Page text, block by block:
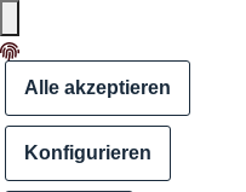
Alle akzeptieren
Konfigurieren